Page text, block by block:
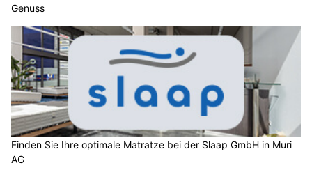
Genuss
Finden Sie Ihre optimale Matratze bei der Slaap GmbH in Muri
AG